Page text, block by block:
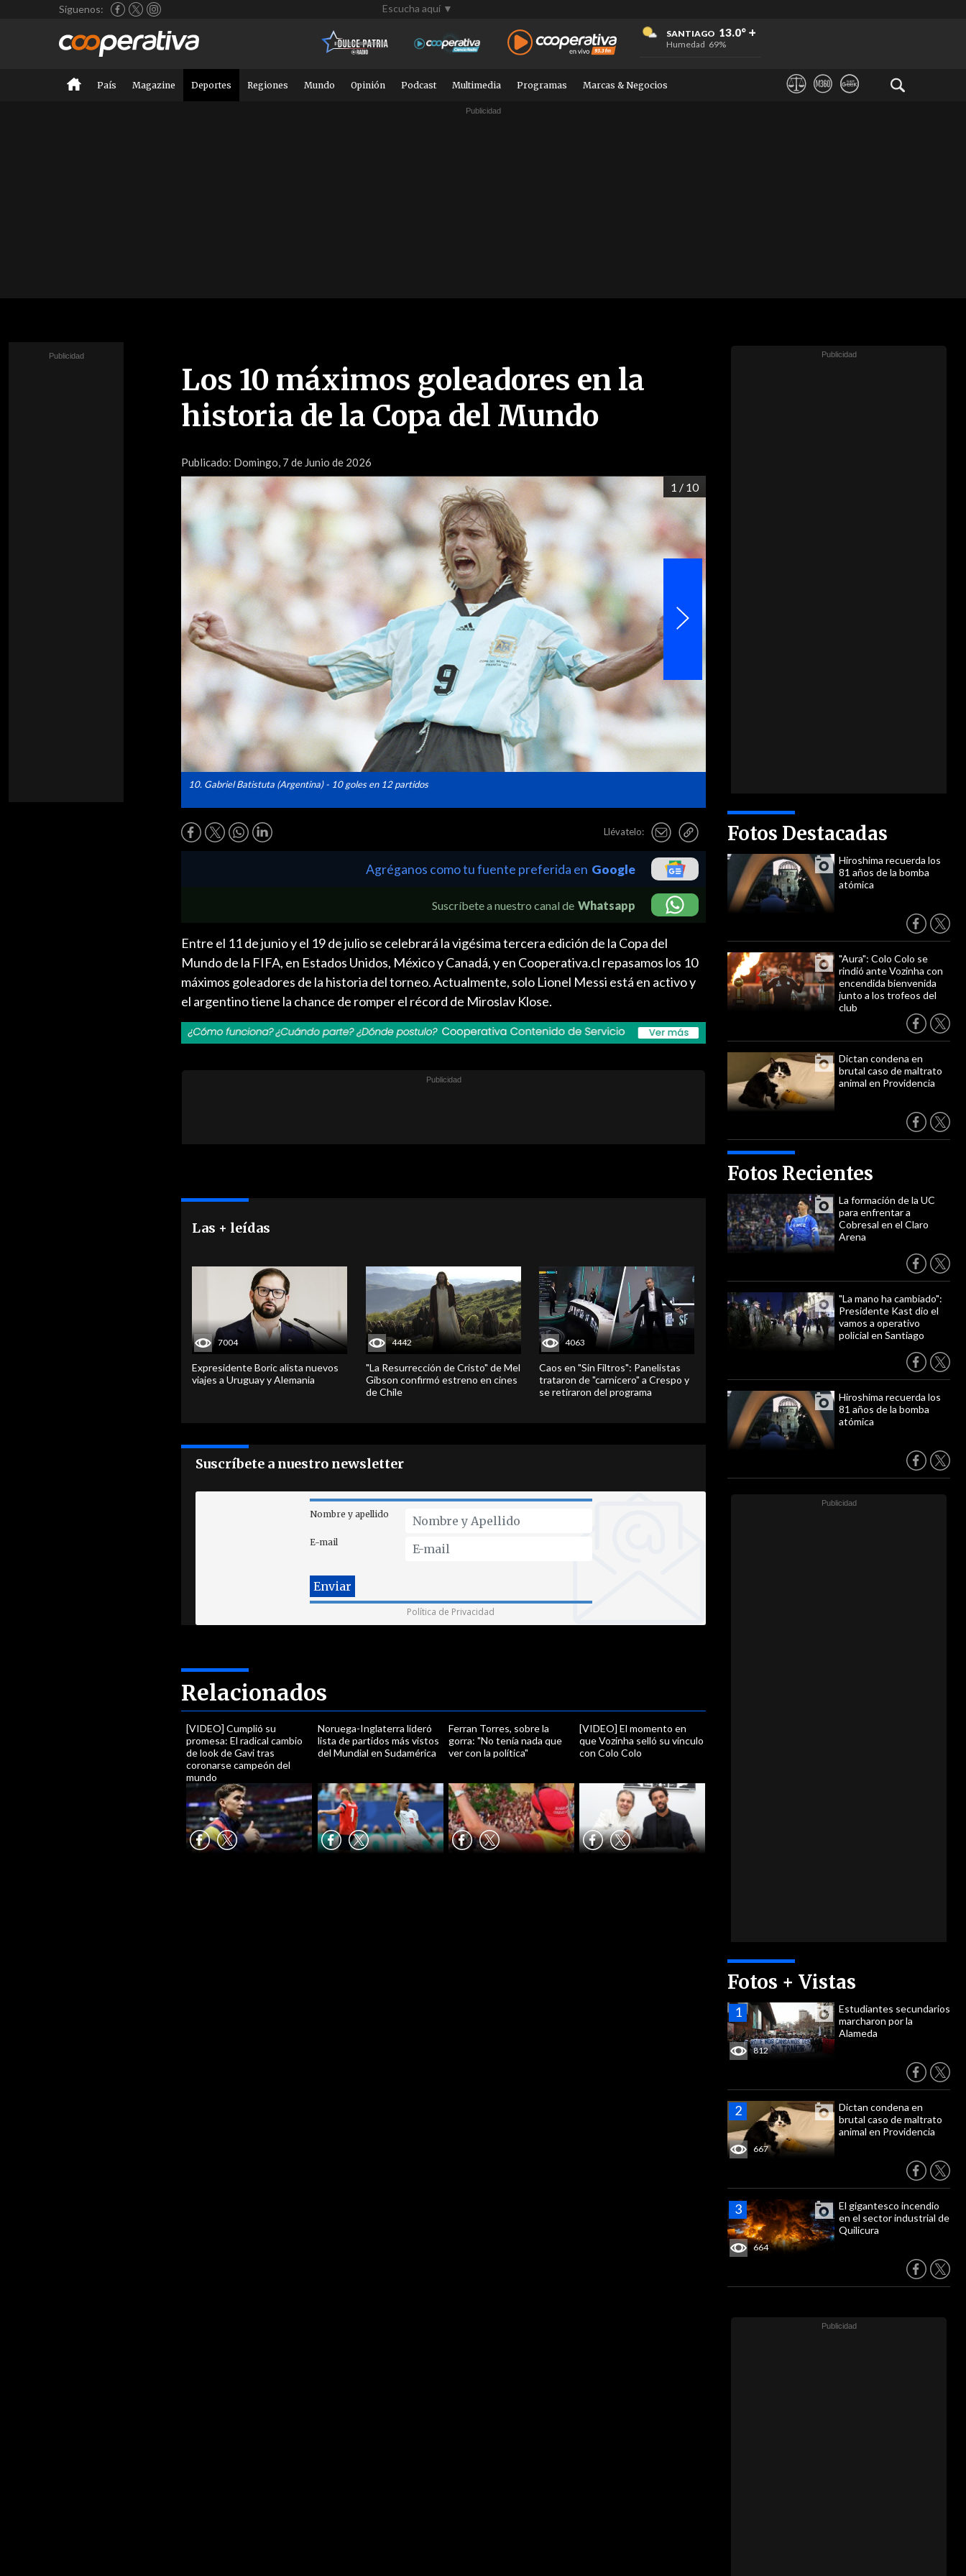
Síguenos: Escucha aquí ▼
SANTIAGO 13.0°
Humedad 69%
+
+
+
País Magazine Deportes Regiones Mundo Opinión Podcast Multimedia Programas Marcas & Negocios
Los 10 máximos goleadores en la
historia de la Copa del Mundo
Publicado: Domingo, 7 de Junio de 2026
1 / 10
10. Gabriel Batistuta (Argentina) - 10 goles en 12 partidos
Llévatelo: Fotos Destacadas
Hiroshima recuerda los
81 años de la bomba
atómica
"Aura": Colo Colo se
rindió ante Vozinha con
encendida bienvenida
junto a los trofeos del
club
Dictan condena en
brutal caso de maltrato
animal en Providencia
Fotos Recientes
La formación de la UC
para enfrentar a
Cobresal en el Claro
Arena
"La mano ha cambiado":
Presidente Kast dio el
vamos a operativo
policial en Santiago
Hiroshima recuerda los
81 años de la bomba
atómica
Fotos + Vistas
812
Estudiantes secundarios
marcharon por la
Alameda
667
Dictan condena en
brutal caso de maltrato
animal en Providencia
664
El gigantesco incendio
en el sector industrial de
Quilicura
Agréganos como tu fuente preferida en Google
Suscríbete a nuestro canal de Whatsapp
Entre el 11 de junio y el 19 de julio se celebrará la vigésima tercera edición de la Copa del
Mundo de la FIFA, en Estados Unidos, México y Canadá, y en Cooperativa.cl repasamos los 10
máximos goleadores de la historia del torneo. Actualmente, solo Lionel Messi está en activo y
el argentino tiene la chance de romper el récord de Miroslav Klose.
Las + leídas
7004
Expresidente Boric alista nuevos
viajes a Uruguay y Alemania
4442
"La Resurrección de Cristo" de Mel
Gibson confirmó estreno en cines
de Chile
4063
Caos en "Sin Filtros": Panelistas
trataron de "carnicero" a Crespo y
se retiraron del programa
Suscríbete a nuestro newsletter
Nombre y apellido
E-mail
Política de Privacidad
Relacionados
[VIDEO] Cumplió su
promesa: El radical cambio
de look de Gavi tras
coronarse campeón del
mundo
Noruega-Inglaterra lideró
lista de partidos más vistos
del Mundial en Sudamérica
Ferran Torres, sobre la
gorra: "No tenía nada que
ver con la política"
[VIDEO] El momento en
que Vozinha selló su vínculo
con Colo Colo